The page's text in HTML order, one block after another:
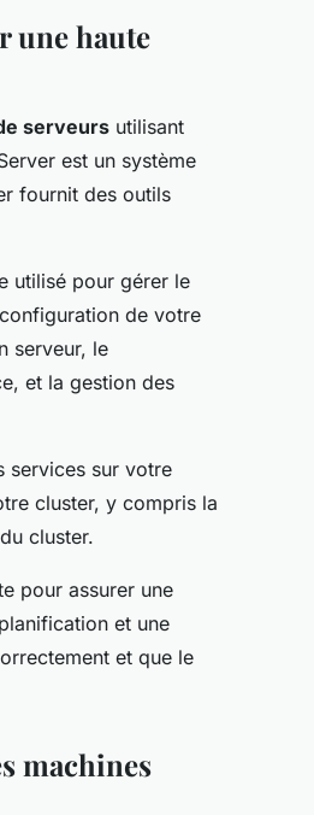
une haute
serveurs utilisant
est un système
fournit des outils
utilisé pour gérer le
de votre
serveur, le
et la gestion des
services sur votre
cluster, y compris la
cluster.
pour assurer une
et une
et que le
machines